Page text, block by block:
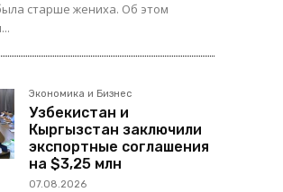
старше жениха. Об этом
Экономика и Бизнес
Узбекистан и
Кыргызстан заключили
экспортные соглашения
на $3,25 млн
07.08.2026